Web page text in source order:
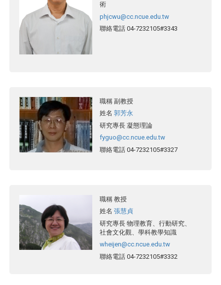
術
phjcwu@cc.ncue.edu.tw
聯絡電話 04-7232105#3343
職稱 副教授
姓名 郭芳永
研究專長 凝態理論
fyguo@cc.ncue.edu.tw
聯絡電話 04-7232105#3327
職稱 教授
姓名 張慧貞
研究專長 物理教育、行動研究、
社會文化觀、學科教學知識
wheijen@cc.ncue.edu.tw
聯絡電話 04-7232105#3332